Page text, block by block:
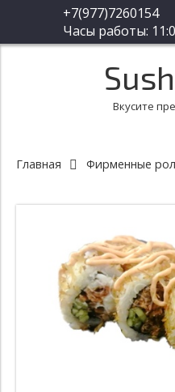
+7(977)7260154
Часы работы:
Вкусите
Главная Фирменные